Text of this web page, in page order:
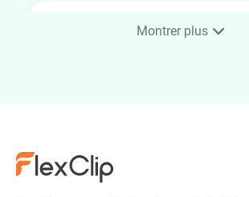
Convertir une photo en
Montrer plus